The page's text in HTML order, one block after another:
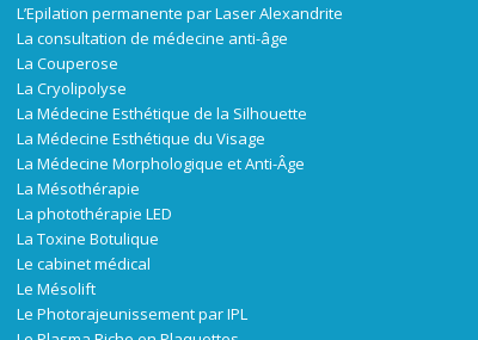
L’Epilation permanente par Laser Alexandrite
La consultation de médecine anti-âge
La Couperose
La Cryolipolyse
La Médecine Esthétique de la Silhouette
La Médecine Esthétique du Visage
La Médecine Morphologique et Anti-Âge
La Mésothérapie
La photothérapie LED
La Toxine Botulique
Le cabinet médical
Le Mésolift
Le Photorajeunissement par IPL